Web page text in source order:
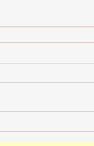
Recevoir en confiance